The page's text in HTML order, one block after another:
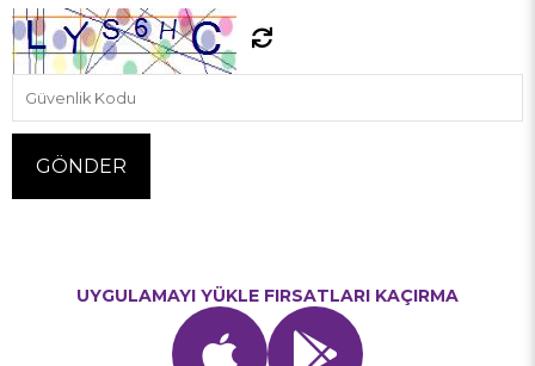
UYGULAMAYI YÜKLE FIRSATLARI KAÇIRMA